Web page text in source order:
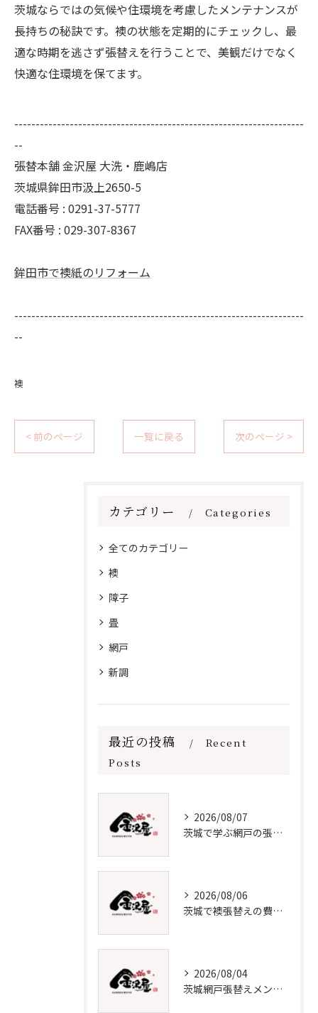
茨城ならではの気候や住環境を考慮したメンテナンスが
長持ちの秘訣です。襖の状態を定期的にチェックし、最
適な時期を逃さず張替えを行うことで、美観だけでなく
快適な住環境を保てます。
--------------------------------------------------------------------
--
張替本舗 金沢屋 大洗・鹿嶋店
茨城県鉾田市汲上2650-5
電話番号 : 0291-37-5777
FAX番号 : 029-307-8367
鉾田市で襖紙のリフォーム
--------------------------------------------------------------------
--
襖
< 前のページ 一覧に戻る 次のページ >
カテゴリー Categories
全てのカテゴリー
襖
障子
畳
網戸
新調
最近の投稿
Recent
Posts
2026/08/07
茨城で学ぶ網戸の張替えと保守法
2026/08/06
茨城で襖張替えの費用と時期を解説
2026/08/04
茨城網戸張替えメンテナンス必須知識